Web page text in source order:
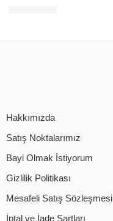
Hakkımızda
Satış Noktalarımız
Bayi Olmak İstiyorum
Gizlilik Politikası
Mesafeli Satış Sözleşmesi
İptal ve İade Şartları